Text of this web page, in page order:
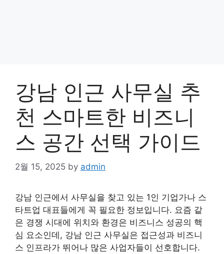
강남 인근 사무실 추
천 스마트한 비즈니
스 공간 선택 가이드
2월 15, 2025 by admin
강남 인근에서 사무실을 찾고 있는 1인 기업가나 스
타트업 대표들에게 꼭 필요한 정보입니다. 요즘 같
은 경쟁 시대에 위치와 환경은 비즈니스 성공의 핵
심 요소인데, 강남 인근 사무실은 접근성과 비즈니
스 인프라가 뛰어나 많은 사업자들이 선호합니다.